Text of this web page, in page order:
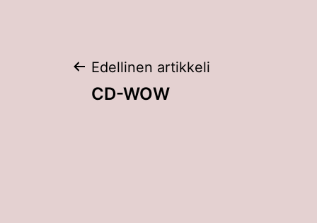
Artikkelien
Edellinen artikkeli
CD-WOW